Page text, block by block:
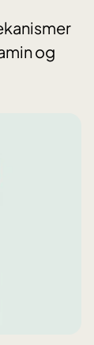
og